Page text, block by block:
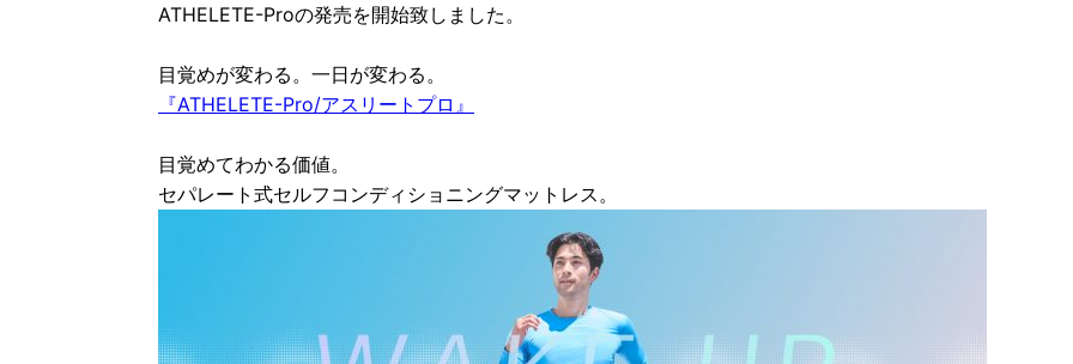
ATHELETE-Proの発売を開始致しました。
目覚めが変わる。一日が変わる。
『ATHELETE-Pro/アスリートプロ』
目覚めてわかる価値。
セパレート式セルフコンディショニングマットレス。